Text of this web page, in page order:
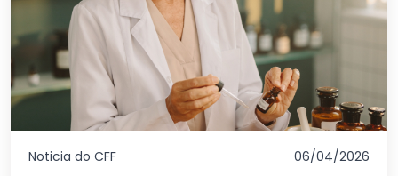
Noticia do CFF 06/04/2026